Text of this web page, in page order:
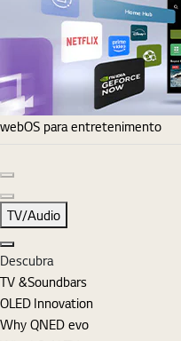
webOS para entretenimento
Diapositivo seguinte
TV/Audio
Fechar
Descubra
TV &Soundbars
OLED Innovation
Why QNED evo